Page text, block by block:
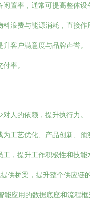
置率，通常可提高整体设
浪费与能源消耗，直接作
客户满意度与品牌声誉。
率。
人的依赖，提升执行力。
工艺优化、产品创新、预
，提升工作积极性和技能
供桥梁，提升整个供应链
能应用的数据底座和流程